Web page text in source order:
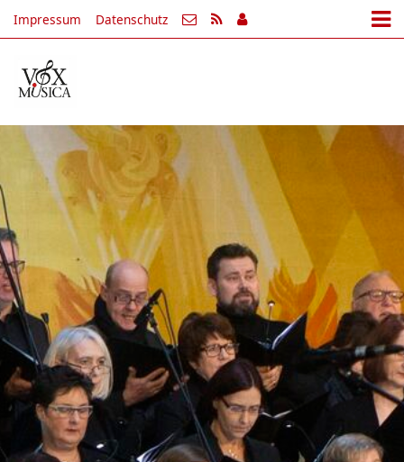
Impressum Datenschutz